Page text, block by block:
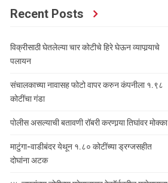
Recent Posts
विक्रीसाठी घेतलेल्या चार कोटीचे हिरे घेऊन व्यापार्‍याचे
पलायन
संचालकाच्या नावासह फोटो वापर करुन कंपनीला १.९८
कोटींचा गंडा
पोलीस असल्याची बतावणी रॉबरी करणार्‍या तिघांवर मोक्का
माटुंगा-वाडीबंदर येथून १.८० कोटींच्या ड्रग्जसहीत
दोघांना अटक